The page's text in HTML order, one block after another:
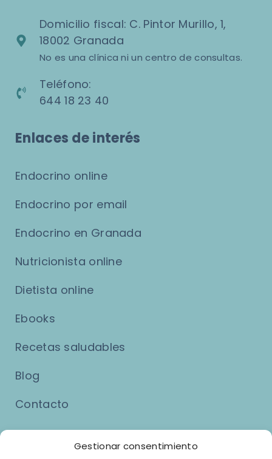
Gestionar consentimiento
Domicilio fiscal: C. Pintor Murillo, 1,
18002 Granada
No es una clínica ni un centro de consultas.
Teléfono:
644 18 23 40
Enlaces de interés
Endocrino online
Endocrino por email
Endocrino en Granada
Nutricionista online
Dietista online
Ebooks
Recetas saludables
Blog
Contacto
Asuntos Legales